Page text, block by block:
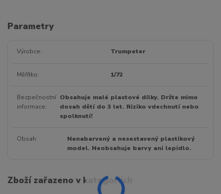
Parametry
Výrobce Trumpeter
Měřítko 1/72
Bezpečnostní
informace
Obsahuje malé plastové dílky. Držte mimo
dosah dětí do 3 let. Riziko vdechnutí nebo
spolknutí!
Obsah
Nenabarvený a nesestavený plastikový
model. Neobsahuje barvy ani lepidlo.
Zboží zařazeno v kategoriích